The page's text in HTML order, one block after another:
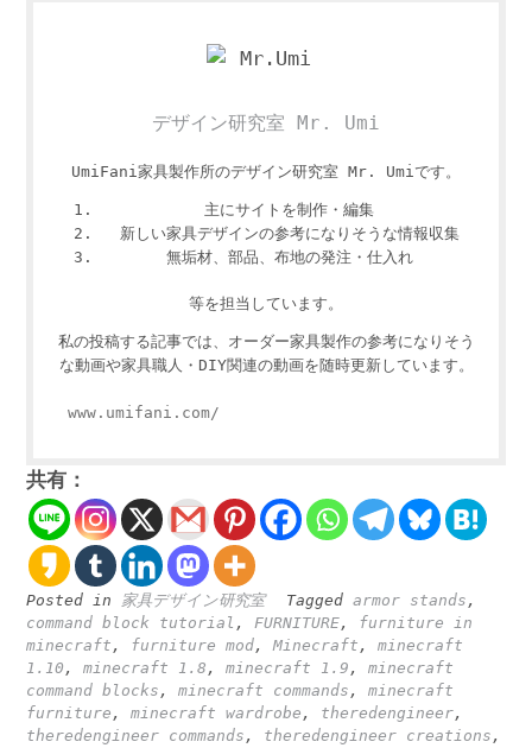
デザイン研究室 Mr. Umi
UmiFani家具製作所のデザイン研究室 Mr. Umiです。
主にサイトを制作・編集
新しい家具デザインの参考になりそうな情報収集
無垢材、部品、布地の発注・仕入れ
等を担当しています。
私の投稿する記事では、オーダー家具製作の参考になりそう
な動画や家具職人・DIY関連の動画を随時更新しています。
www.umifani.com/
共有：
Posted in 家具デザイン研究室 Tagged armor stands ,
command block tutorial , FURNITURE, furniture in
minecraft , furniture mod,Minecraft , minecraft
1.10 , minecraft 1.8 , minecraft 1.9 , minecraft
command blocks , minecraft commands , minecraft
furniture , minecraft wardrobe , theredengineer,
theredengineer commands , theredengineer creations ,